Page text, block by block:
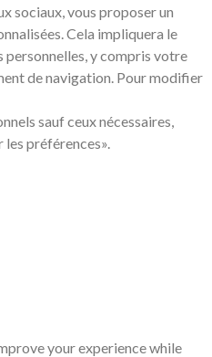
sociaux, vous proposer un
Cela impliquera le
y compris votre
de navigation. Pour modifier
sauf ceux nécessaires,
préférences».
your experience while